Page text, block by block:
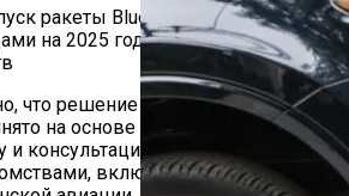
что решение о переносе пуска
на основе анализа процесса
консультациях с Blue Origin, а
включая Федеральное